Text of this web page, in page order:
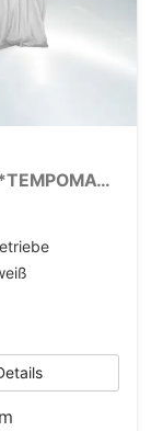
Expression TCe 130*SMARTLINK*TEMPOMAT*LED*PDC-KAMERA*SHZ*KLIMA*17-ZOLL